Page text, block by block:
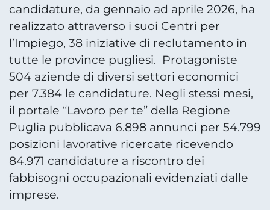
candidature, da gennaio ad aprile 2026, ha
realizzato attraverso i suoi Centri per
l’Impiego, 38 iniziative di reclutamento in
tutte le province pugliesi. Protagoniste
504 aziende di diversi settori economici
per 7.384 le candidature. Negli stessi mesi,
il portale “Lavoro per te” della Regione
Puglia pubblicava 6.898 annunci per 54.799
posizioni lavorative ricercate ricevendo
84.971 candidature a riscontro dei
fabbisogni occupazionali evidenziati dalle
imprese.